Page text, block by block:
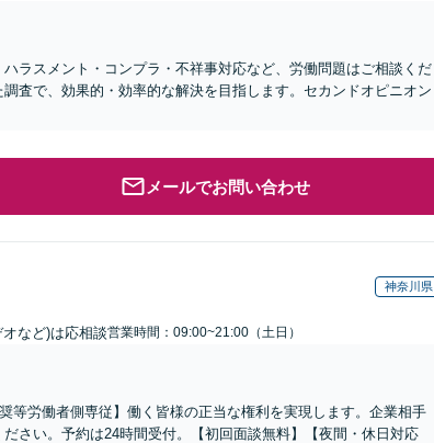
ラスメント・コンプラ・不祥事対応など、労働問題はご相談くだ
査で、効果的・効率的な解決を目指します。セカンドオピニオン
メールでお問い合わせ
神奈川県
など)は応相談営業時間：09:00~21:00（土日）
等労働者側専従】働く皆様の正当な権利を実現します。企業相手
さい。予約は24時間受付。【初回面談無料】【夜間・休日対応